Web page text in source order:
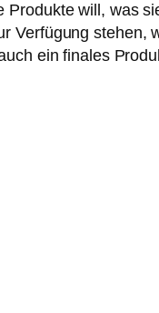
Produkte will, was
Verfügung
ein finales